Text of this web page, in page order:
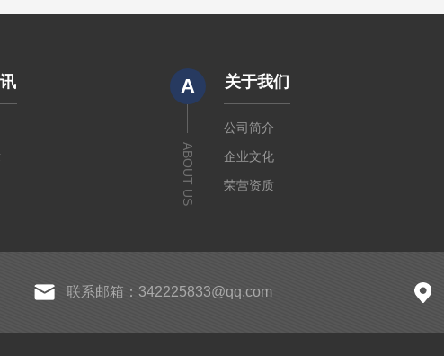
A
ABOUT US
关于我们
公司简介
企业文化
荣营资质
联系邮箱：342225833@qq.com